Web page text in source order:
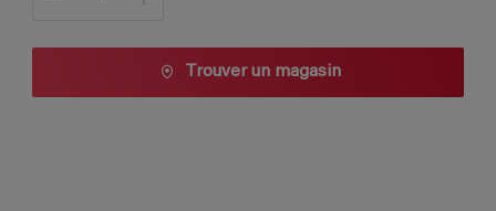
Trouver un magasin